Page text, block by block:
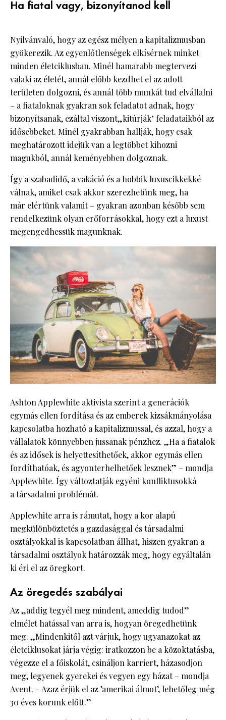
Ha fiatal vagy, bizonyítanod kell
Nyilvánvaló, hogy az egész mélyen a kapitalizmusban
gyökerezik. Az egyenlőtlenségek elkísérnek minket
minden életciklusban. Minél hamarabb megtervezi
valaki az életét, annál előbb kezdhet el az adott
területen dolgozni, és annál több munkát tud elvállalni
– a fiataloknak gyakran sok feladatot adnak, hogy
bizonyítsanak, ezáltal viszont„kitúrják" feladataikból az
idősebbeket. Minél gyakrabban hallják, hogy csak
meghatározott idejük van a legtöbbet kihozni
magukból, annál keményebben dolgoznak.
Így a szabadidő, a vakáció és a hobbik luxuscikkekké
válnak, amiket csak akkor szerezhetünk meg, ha
már elértünk valamit – gyakran azonban később sem
rendelkezünk olyan erőforrásokkal, hogy ezt a luxust
megengedhessük magunknak.
Ashton Applewhite aktivista szerint a generációk
egymás ellen fordítása és az emberek kizsákmányolása
kapcsolatba hozható a kapitalizmussal, és azzal, hogy a
vállalatok könnyebben jussanak pénzhez. „Ha a fiatalok
és az idősek is helyettesíthetőek, akkor egymás ellen
fordíthatóak, és agyonterhelhetőek lesznek” – mondja
Applewhite. Így változtatják egyéni konfliktusokká
a társadalmi problémát.
Applewhite arra is rámutat, hogy a kor alapú
megkülönböztetés a gazdasággal és társadalmi
osztályokkal is kapcsolatban állhat, hiszen gyakran a
társadalmi osztályok határozzák meg, hogy egyáltalán
ki éri el az öregkort.
Az öregedés szabályai
Az „addig tegyél meg mindent, ameddig tudod”
elmélet hatással van arra is, hogyan öregedhetünk
meg. „Mindenkitől azt várjuk, hogy ugyanazokat az
életciklusokat járja végig: iratkozzon be a közoktatásba,
végezze el a főiskolát, csináljon karriert, házasodjon
meg, legyenek gyerekei és vegyen egy házat – mondja
Avent. – Azaz érjük el az ’amerikai álmot’, lehetőleg még
30 éves korunk előtt.”